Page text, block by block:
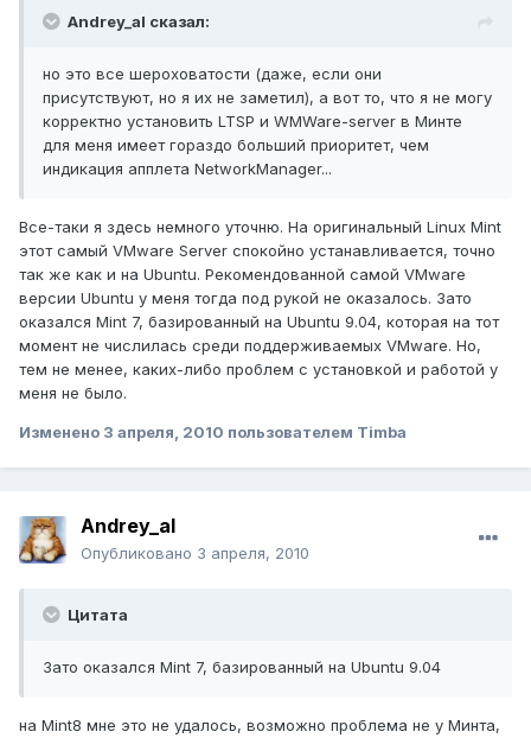
Andrey_al сказал:
но это все шероховатости (даже, если они
присутствуют, но я их не заметил), а вот то, что я не могу
корректно установить LTSP и WMWare-server в Минте
для меня имеет гораздо больший приоритет, чем
индикация апплета NetworkManager...
Все-таки я здесь немного уточню. На оригинальный Linux Mint
этот самый VMware Server спокойно устанавливается, точно
так же как и на Ubuntu. Рекомендованной самой VMware
версии Ubuntu у меня тогда под рукой не оказалось. Зато
оказался Mint 7, базированный на Ubuntu 9.04, которая на тот
момент не числилась среди поддерживаемых VMware. Но,
тем не менее, каких-либо проблем с установкой и работой у
меня не было.
Изменено 3 апреля, 2010 пользователем Timba
Andrey_al
Опубликовано 3 апреля, 2010
Цитата
Зато оказался Mint 7, базированный на Ubuntu 9.04
на Mint8 мне это не удалось, возможно проблема не у Минта,